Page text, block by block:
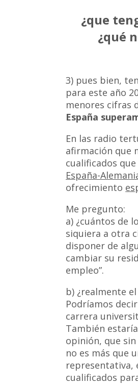
¿que
¿qué
3) pues bien,
para este año
menores cifras
España
En las radio
afirmación que
cualificados
España-
ofrecimiento
Me pregunto:
a) ¿cuántos de
siquiera a otra
disponer de
cambiar su
empleo”.
b) ¿realmente
Podríamos
carrera
También
opinión, que
no es más que
representativa,
cualificados